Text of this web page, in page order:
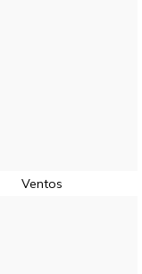
Ventos